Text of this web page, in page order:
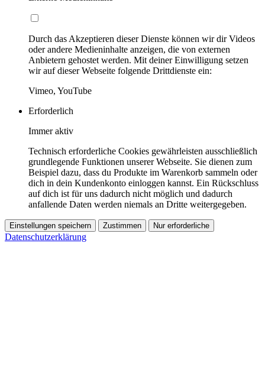
Durch das Akzeptieren dieser Dienste können wir dir Videos
oder andere Medieninhalte anzeigen, die von externen
Anbietern gehostet werden. Mit deiner Einwilligung setzen
wir auf dieser Webseite folgende Drittdienste ein:
Vimeo, YouTube
Erforderlich
Immer aktiv
Technisch erforderliche Cookies gewährleisten ausschließlich
grundlegende Funktionen unserer Webseite. Sie dienen zum
Beispiel dazu, dass du Produkte im Warenkorb sammeln oder
dich in dein Kundenkonto einloggen kannst. Ein Rückschluss
auf dich ist für uns dadurch nicht möglich und dadurch
anfallende Daten werden niemals an Dritte weitergegeben.
Einstellungen speichern Zustimmen Nur erforderliche
Datenschutzerklärung